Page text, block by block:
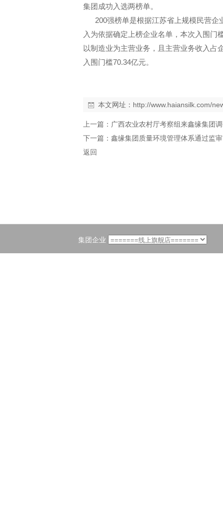
集团成功入选两榜单。
200强榜单是根据江苏省上规模民营企
入为依据确定上榜企业名单，本次入围门
以制造业为主营业务，且主营业务收入占
入围门槛70.34亿元。
本文网址： http://www.haiansilk.com/
上一篇： 广西农业农村厅考察组来鑫缘集团
下一篇： 鑫缘集团质量环境管理体系通过监审
返回
集团企业